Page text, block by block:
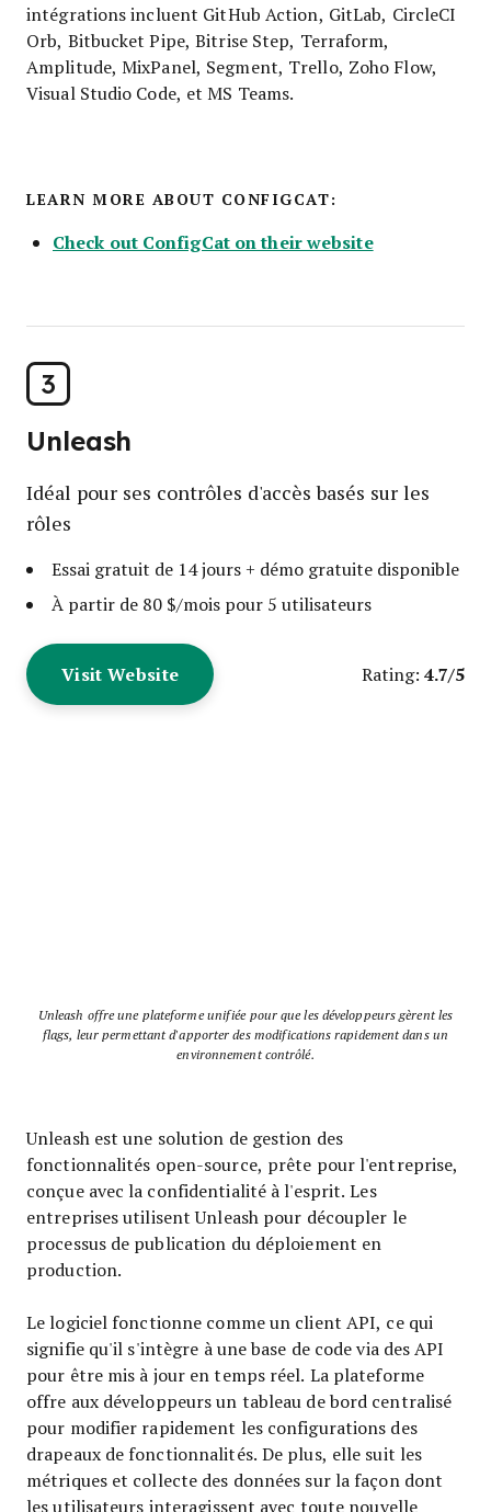
intégrations incluent GitHub Action, GitLab, CircleCI
Orb, Bitbucket Pipe, Bitrise Step, Terraform,
Amplitude, MixPanel, Segment, Trello, Zoho Flow,
Visual Studio Code, et MS Teams.
LEARN MORE ABOUT CONFIGCAT:
Check out ConfigCat on their website
3
Unleash
Idéal pour ses contrôles d'accès basés sur les
rôles
Essai gratuit de 14 jours + démo gratuite disponible
À partir de 80 $/mois pour 5 utilisateurs
Visit Website Rating: 4.7/5
Unleash offre une plateforme unifiée pour que les développeurs gèrent les
flags, leur permettant d'apporter des modifications rapidement dans un
environnement contrôlé.
Unleash est une solution de gestion des
fonctionnalités open-source, prête pour l'entreprise,
conçue avec la confidentialité à l'esprit. Les
entreprises utilisent Unleash pour découpler le
processus de publication du déploiement en
production.
Le logiciel fonctionne comme un client API, ce qui
signifie qu'il s'intègre à une base de code via des API
pour être mis à jour en temps réel. La plateforme
offre aux développeurs un tableau de bord centralisé
pour modifier rapidement les configurations des
drapeaux de fonctionnalités. De plus, elle suit les
métriques et collecte des données sur la façon dont
les utilisateurs interagissent avec toute nouvelle